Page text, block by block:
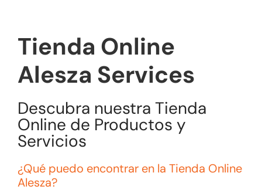
Tienda Online
Alesza Services
Descubra nuestra Tienda
Online de Productos y
Servicios
¿Qué puedo encontrar en la Tienda Online
Alesza?